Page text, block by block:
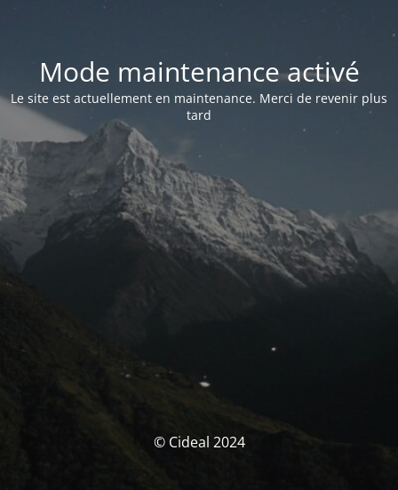
Mode maintenance activé
Le site est actuellement en maintenance. Merci de revenir plus
tard
© Cideal 2024